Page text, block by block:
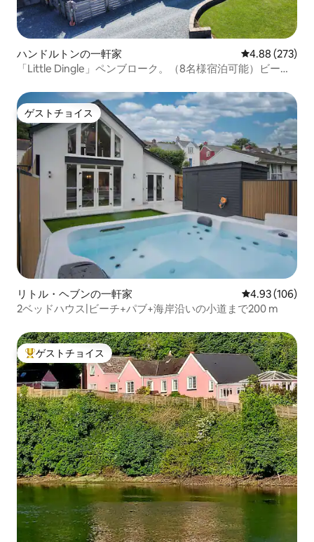
ハンドルトンの一軒家 レビュー273
4.88 (273)
「Little Dingle」ペンブローク。（8名様宿泊可能）ビーチ
ゲストチョイス
ゲストチョイス
リトル・ヘブンの一軒家 レビュー106
4.93 (106)
2ベッドハウス|ビーチ+パブ+海岸沿いの小道まで200 m
大好評のゲストチョイスです。
ゲストチョイス